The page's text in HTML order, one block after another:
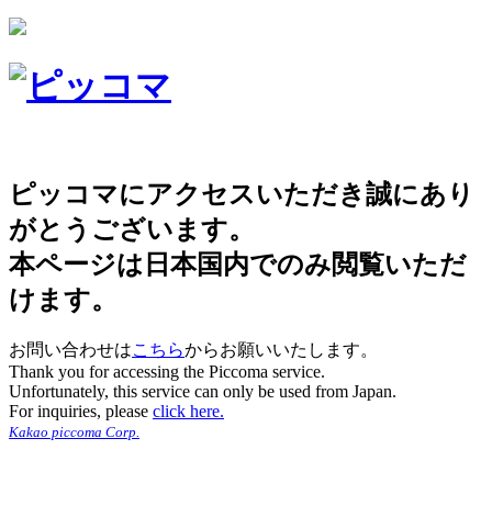
ピッコマにアクセスいただき誠にあり
がとうございます。
本ページは日本国内でのみ閲覧いただ
けます。
お問い合わせはこちらからお願いいたします。
Thank you for accessing the Piccoma service.
Unfortunately, this service can only be used from Japan.
For inquiries, please click here.
Kakao piccoma Corp.